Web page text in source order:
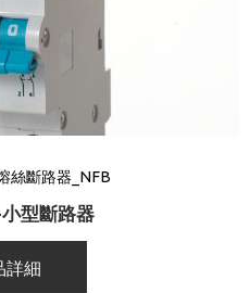
絲斷路器_NFB
型斷路器
詳細